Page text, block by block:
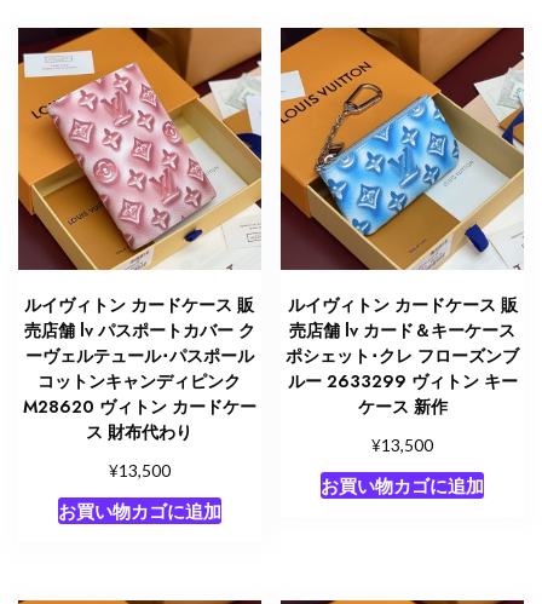
ルイヴィトン カードケース 販
売店舗 lv パスポートカバー ク
ーヴェルテュール･パスポール
コットンキャンディピンク
M28620 ヴィトン カードケー
ス 財布代わり
¥13,500
お買い物カゴに追加
ルイヴィトン カードケース 販
売店舗 lv カード＆キーケース
ポシェット･クレ フローズンブ
ルー 2633299 ヴィトン キー
ケース 新作
¥13,500
お買い物カゴに追加